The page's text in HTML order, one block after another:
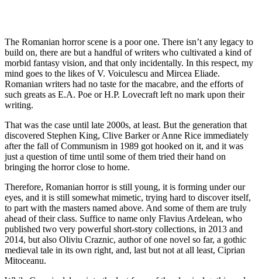
The Romanian horror scene is a poor one. There isn’t any legacy to
build on, there are but a handful of writers who cultivated a kind of
morbid fantasy vision, and that only incidentally. In this respect, my
mind goes to the likes of V. Voiculescu and Mircea Eliade.
Romanian writers had no taste for the macabre, and the efforts of
such greats as E.A. Poe or H.P. Lovecraft left no mark upon their
writing.
That was the case until late 2000s, at least. But the generation that
discovered Stephen King, Clive Barker or Anne Rice immediately
after the fall of Communism in 1989 got hooked on it, and it was
just a question of time until some of them tried their hand on
bringing the horror close to home.
Therefore, Romanian horror is still young, it is forming under our
eyes, and it is still somewhat mimetic, trying hard to discover itself,
to part with the masters named above. And some of them are truly
ahead of their class. Suffice to name only Flavius Ardelean, who
published two very powerful short-story collections, in 2013 and
2014, but also Oliviu Craznic, author of one novel so far, a gothic
medieval tale in its own right, and, last but not at all least, Ciprian
Mitoceanu.